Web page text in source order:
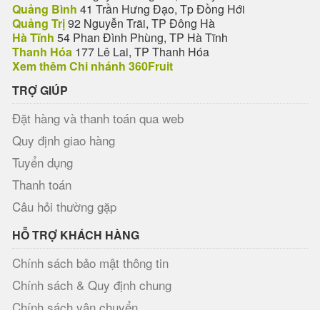
Quảng Bình 41 Trần Hưng Đạo, Tp Đồng Hới
Quảng Trị92 Nguyễn Trãi, TP Đông Hà
Hà Tĩnh 54 Phan Đình Phùng, TP Hà Tĩnh
Thanh Hóa 177 Lê Lai, TP Thanh Hóa
Xem thêm Chi nhánh 360Fruit
TRỢ GIÚP
Đặt hàng và thanh toán qua web
Quy định giao hàng
Tuyển dụng
Thanh toán
Câu hỏi thường gặp
HỖ TRỢ KHÁCH HÀNG
Chính sách bảo mật thông tin
Chính sách & Quy định chung